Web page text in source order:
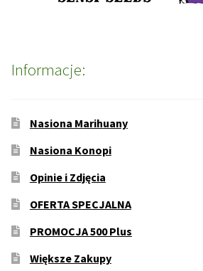
Informacje:
Nasiona Marihuany
Nasiona Konopi
Opinie i Zdjęcia
OFERTA SPECJALNA
PROMOCJA 500 Plus
Większe Zakupy